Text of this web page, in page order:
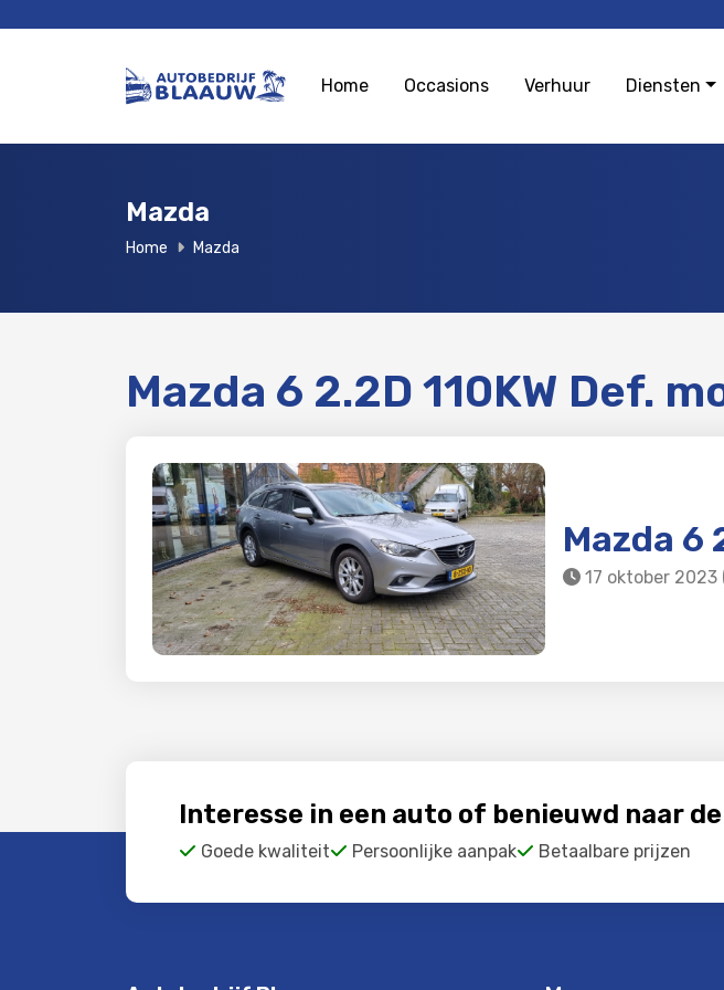
Home Occasions Verhuur Diensten
Mazda
Home Mazda
Mazda 6 2.2D 110KW Def.
Mazda 6
17 oktober 2023
Interesse in een auto of benieuwd naar
Goede kwaliteit Persoonlijke aanpak Betaalbare prijzen